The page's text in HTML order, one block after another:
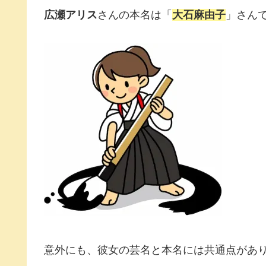
広瀬アリスさんの本名は「 大石麻由子 」さん
意外にも、彼女の芸名と本名には共通点があ